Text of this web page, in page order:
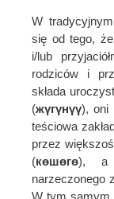
W
się od tego,
i/lub
rodziców i
składa
(жүгүнүү), oni
teściowa
przez
(көшөгө), a
narzeczonego
W tym samym